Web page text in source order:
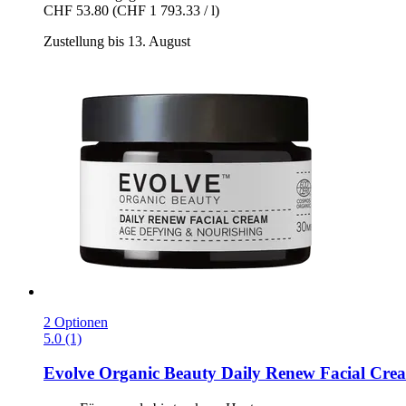
CHF 53.80 (CHF 1 793.33 / l)
Zustellung bis 13. August
2 Optionen
5.0 (1)
Evolve Organic Beauty Daily Renew Facial